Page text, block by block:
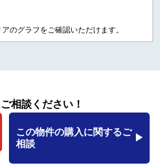
のグラフをご確認いただけます。
相談ください！
この物件の購入に関するご
相談